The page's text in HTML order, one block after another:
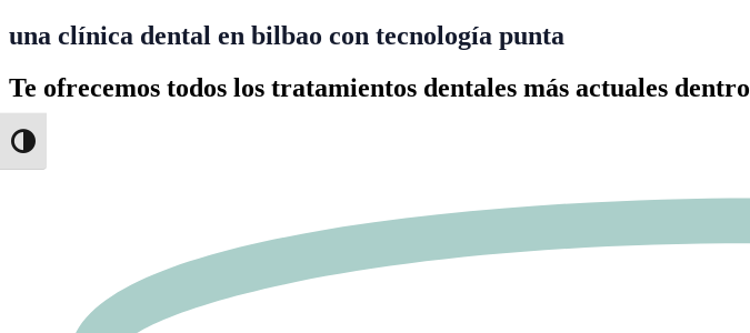
Alternar alto contraste
una clínica dental en bilbao con tecnología punta
Te ofrecemos todos los tratamientos dentales más actuales